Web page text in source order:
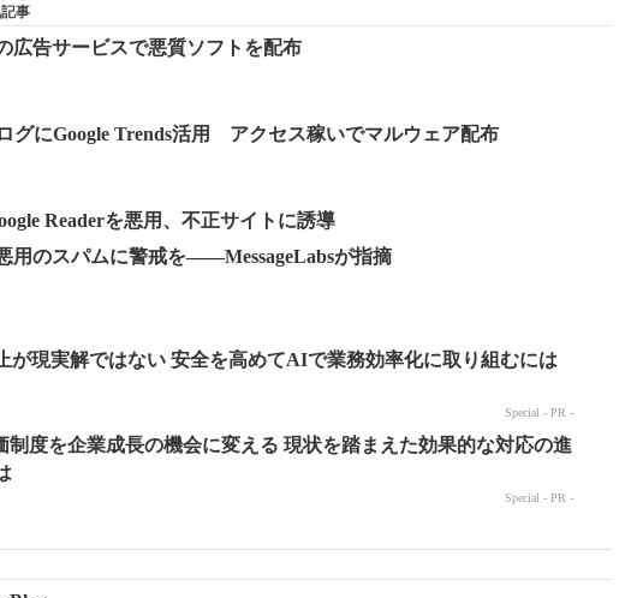
事
広告サービスで悪質ソフトを配布
グにGoogle Trends活用 アクセス稼いでマルウェア配布
Readerを悪用、不正サイトに誘導
用のスパムに警戒を――MessageLabsが指摘